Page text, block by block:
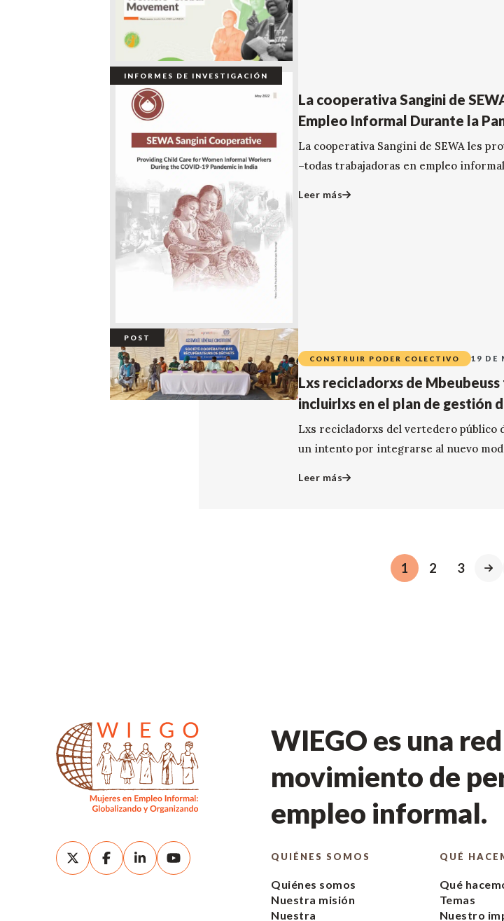
INFORMES DE INVESTIGACIÓN
La cooperativa Sangini de
Empleo Informal Durante la
La cooperativa Sangini de SEWA les
–todas trabajadoras en empleo
Leer más
POST
CONSTRUIR PODER COLECTIVO 19 DE
Lxs recicladorxs de
incluirlxs en el plan de gestión
Lxs recicladorxs del vertedero público
un intento por integrarse al nuevo
Leer más
1 2 3
WIEGO es una
movimiento de
empleo informal.
QUIÉNES SOMOS
Quiénes somos
Nuestra misión
Nuestra
QUÉ
Qué
Temas
Nuestro